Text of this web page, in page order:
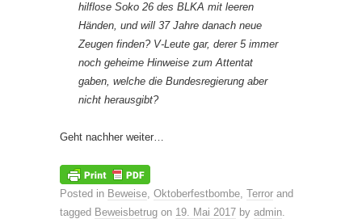
hilflose Soko 26 des BLKA mit leeren
Händen, und will 37 Jahre danach neue
Zeugen finden? V-Leute gar, derer 5 immer
noch geheime Hinweise zum Attentat
gaben, welche die Bundesregierung aber
nicht herausgibt?
Geht nachher weiter…
Posted in Beweise Oktoberfestbombe Terror and
tagged Beweisbetrug on 19. Mai 2017 by admin